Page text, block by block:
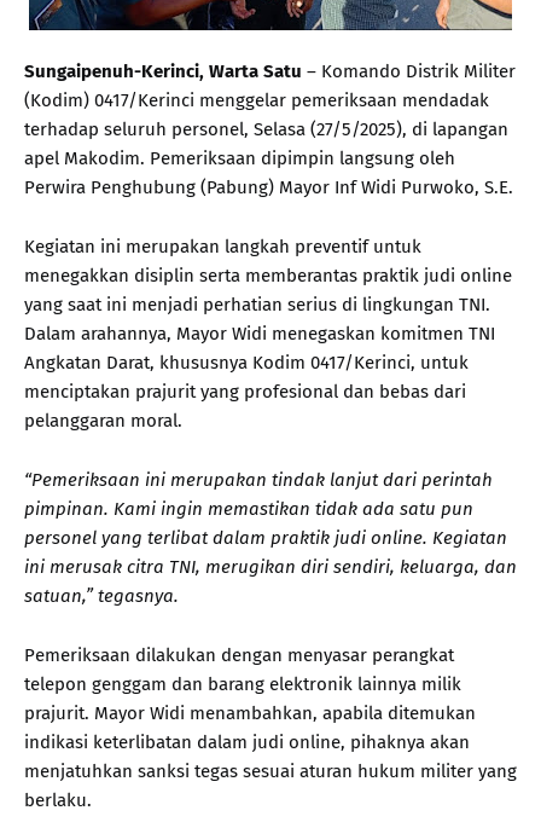
Sungaipenuh-Kerinci, Warta Satu – Komando Distrik Militer
(Kodim) 0417/Kerinci menggelar pemeriksaan mendadak
terhadap seluruh personel, Selasa (27/5/2025), di lapangan
apel Makodim. Pemeriksaan dipimpin langsung oleh
Perwira Penghubung (Pabung) Mayor Inf Widi Purwoko, S.E.
Kegiatan ini merupakan langkah preventif untuk
menegakkan disiplin serta memberantas praktik judi online
yang saat ini menjadi perhatian serius di lingkungan TNI.
Dalam arahannya, Mayor Widi menegaskan komitmen TNI
Angkatan Darat, khususnya Kodim 0417/Kerinci, untuk
menciptakan prajurit yang profesional dan bebas dari
pelanggaran moral.
“Pemeriksaan ini merupakan tindak lanjut dari perintah
pimpinan. Kami ingin memastikan tidak ada satu pun
personel yang terlibat dalam praktik judi online. Kegiatan
ini merusak citra TNI, merugikan diri sendiri, keluarga, dan
satuan,” tegasnya.
Pemeriksaan dilakukan dengan menyasar perangkat
telepon genggam dan barang elektronik lainnya milik
prajurit. Mayor Widi menambahkan, apabila ditemukan
indikasi keterlibatan dalam judi online, pihaknya akan
menjatuhkan sanksi tegas sesuai aturan hukum militer yang
berlaku.